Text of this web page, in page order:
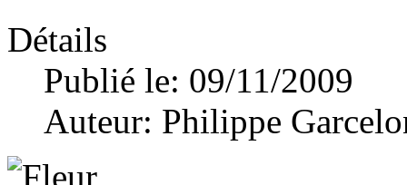
Détails
Publié le: 09/11/2009
Auteur: Philippe